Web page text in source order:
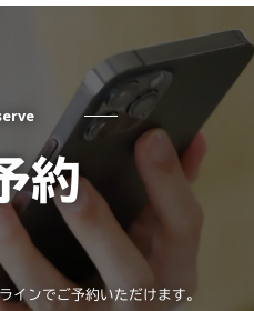
約
インでご予約いただけます。